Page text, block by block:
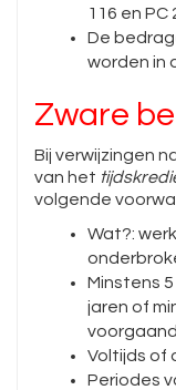
116 en PC
De
worden in
Zware
Bij verwijzingen
van het
volgende
Wat?:
Minstens
jaren of
Voltijds of
Periodes